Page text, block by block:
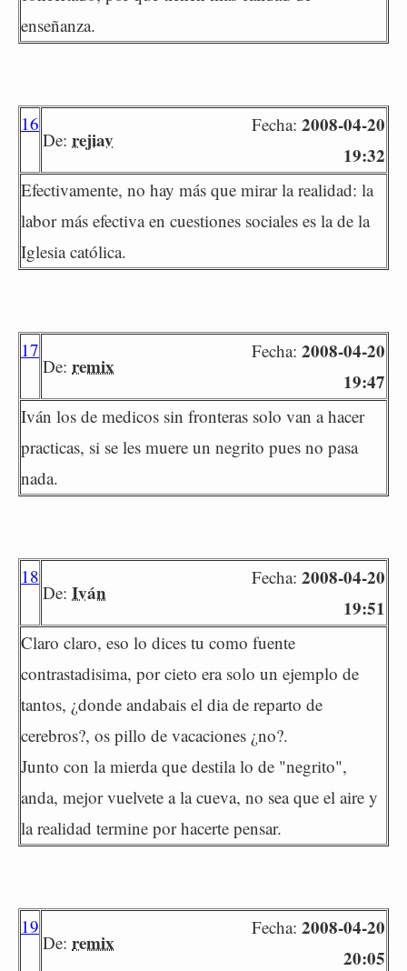
enseñanza.
16
De: rejiav
Fecha: 2008-04-20
19:32
Efectivamente, no hay más que mirar la realidad: la
labor más efectiva en cuestiones sociales es la de la
Iglesia católica.
17
De: remix
Fecha: 2008-04-20
19:47
Iván los de medicos sin fronteras solo van a hacer
practicas, si se les muere un negrito pues no pasa
nada.
18
De: Iván
Fecha: 2008-04-20
19:51
Claro claro, eso lo dices tu como fuente
contrastadisima, por cieto era solo un ejemplo de
tantos, ¿donde andabais el dia de reparto de
cerebros?, os pillo de vacaciones ¿no?.
Junto con la mierda que destila lo de "negrito",
anda, mejor vuelvete a la cueva, no sea que el aire y
la realidad termine por hacerte pensar.
19
De: remix
Fecha: 2008-04-20
20:05